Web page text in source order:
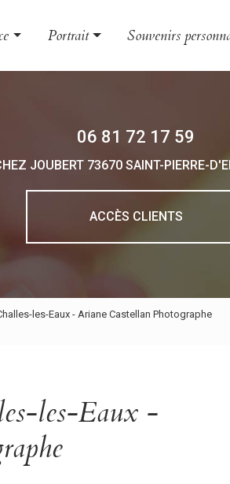
Portrait
Book et boudoir
Photo d'entreprise
Souvenirs
06 81 72 17 59
JOUBERT 73670 SAINT-PIERRE-
ACCÈS CLIENTS
les-Eaux - Ariane Castellan Photographe
les-Eaux -